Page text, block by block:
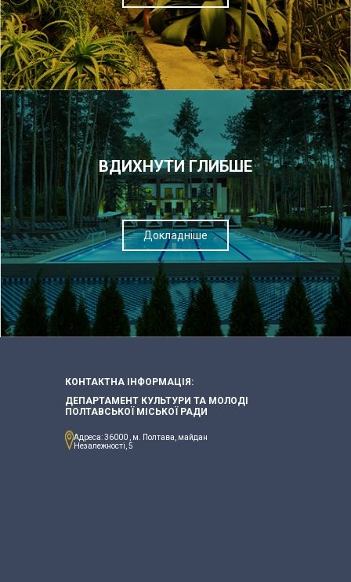
ВДИХНУТИ ГЛИБШЕ
Докладніше
КОНТАКТНА ІНФОРМАЦІЯ:
ДЕПАРТАМЕНТ КУЛЬТУРИ ТА МОЛОДІ
ПОЛТАВСЬКОЇ МІСЬКОЇ РАДИ
Адреса: 36000 , м. Полтава, майдан
Незалежності, 5